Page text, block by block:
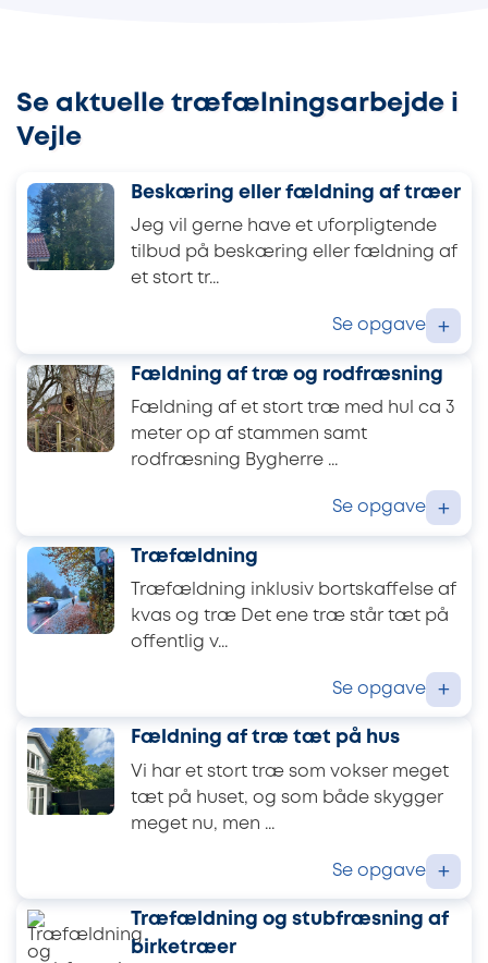
Se aktuelle træfælningsarbejde i
Vejle
Beskæring eller fældning af træer
Jeg vil gerne have et uforpligtende
tilbud på beskæring eller fældning af
et stort tr...
Se opgave +
Fældning af træ og rodfræsning
Fældning af et stort træ med hul ca 3
meter op af stammen samt
rodfræsning Bygherre ...
Se opgave +
Træfældning
Træfældning inklusiv bortskaffelse af
kvas og træ Det ene træ står tæt på
offentlig v...
Se opgave +
Fældning af træ tæt på hus
Vi har et stort træ som vokser meget
tæt på huset, og som både skygger
meget nu, men ...
Se opgave +
Træfældning og stubfræsning af
birketræer